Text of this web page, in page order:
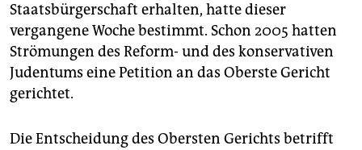
Staatsbürgerschaft erhalten, hatte dieser
vergangene Woche bestimmt. Schon 2005 hatten
Strömungen des Reform- und des konservativen
Judentums eine Petition an das Oberste Gericht
gerichtet.
Die Entscheidung des Obersten Gerichts betrifft